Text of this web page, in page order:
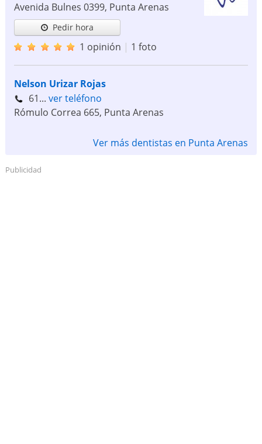
Avenida Bulnes 0399, Punta Arenas
Pedir hora
1 opinión | 1 foto
Nelson Urizar Rojas
61... ver teléfono
Rómulo Correa 665, Punta Arenas
Ver más dentistas en Punta Arenas
Publicidad